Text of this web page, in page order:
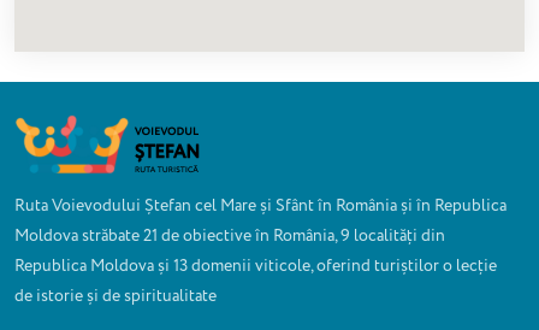
Ruta Voievodului Ștefan cel Mare și Sfânt în România și în Republica
Moldova străbate 21 de obiective în România, 9 localități din
Republica Moldova și 13 domenii viticole, oferind turiștilor o lecție
de istorie și de spiritualitate